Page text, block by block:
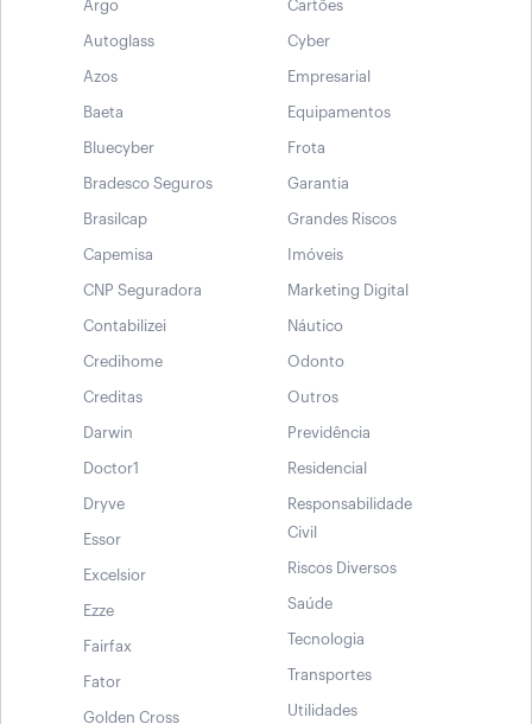
Argo
Autoglass
Azos
Baeta
Bluecyber
Bradesco Seguros
Brasilcap
Capemisa
CNP Seguradora
Contabilizei
Credihome
Creditas
Darwin
Doctor1
Dryve
Essor
Excelsior
Ezze
Fairfax
Fator
Golden Cross
Cartões
Cyber
Empresarial
Equipamentos
Frota
Garantia
Grandes Riscos
Imóveis
Marketing Digital
Náutico
Odonto
Outros
Previdência
Residencial
Responsabilidade
Civil
Riscos Diversos
Saúde
Tecnologia
Transportes
Utilidades